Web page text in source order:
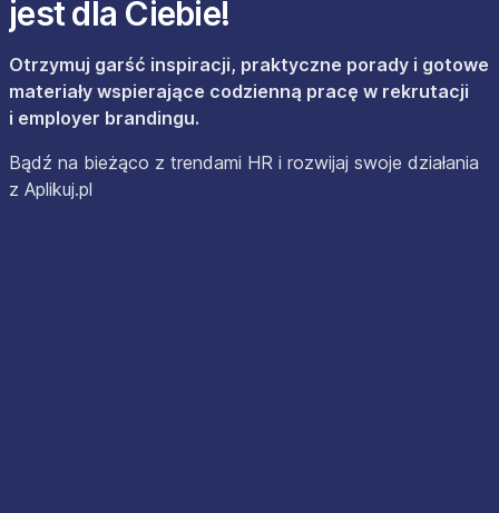
jest dla Ciebie!
Otrzymuj garść inspiracji, praktyczne porady i gotowe
materiały wspierające codzienną pracę w rekrutacji
i employer brandingu.
Bądź na bieżąco z trendami HR i rozwijaj swoje działania
z Aplikuj.pl